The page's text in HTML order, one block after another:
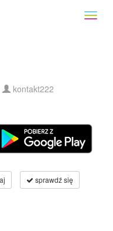
kontakt222
sprawdź się